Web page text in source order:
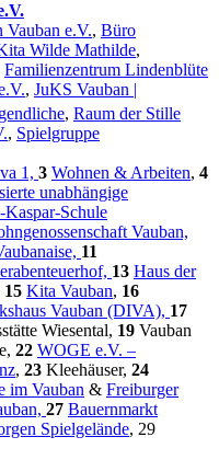
Vauban e.V., Büro
Wilde Mathilde,
Familienzentrum Lindenblüte
, JuKS Vauban |
, Raum der Stille
, Spielgruppe
1, 3 Wohnen & Arbeiten, 4
unabhängige
Schule
Vauban,
11
13 Haus der
15 Kita Vauban, 16
Vauban (DIVA), 17
Wiesental, 19 Vauban
22 WOGE e.V. –
, 23 Kleehäuser, 24
im Vauban & Freiburger
27 Bauernmarkt
Spielgelände, 29